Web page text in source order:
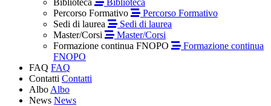
Percorso Formativo
Percorso Formativo
Sedi di laurea
Sedi di laurea
Master/Corsi
Master/Corsi
Formazione continua FNOPO
Formazione continua
FNOPO
FAQ FAQ
Contatti Contatti
Albo Albo
News News